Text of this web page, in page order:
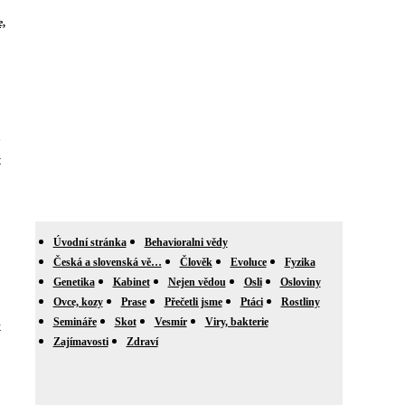
Úvodní stránka
Behavioralni vědy
Česká a slovenská vě…
Člověk Evoluce
Fyzika
Genetika
Kabinet Nejen vědou Osli
Osloviny
Ovce, kozy
Prase Přečetli jsme Ptáci
Rostliny
Semináře
Skot Vesmír
Viry, bakterie
Zajímavosti
Zdraví